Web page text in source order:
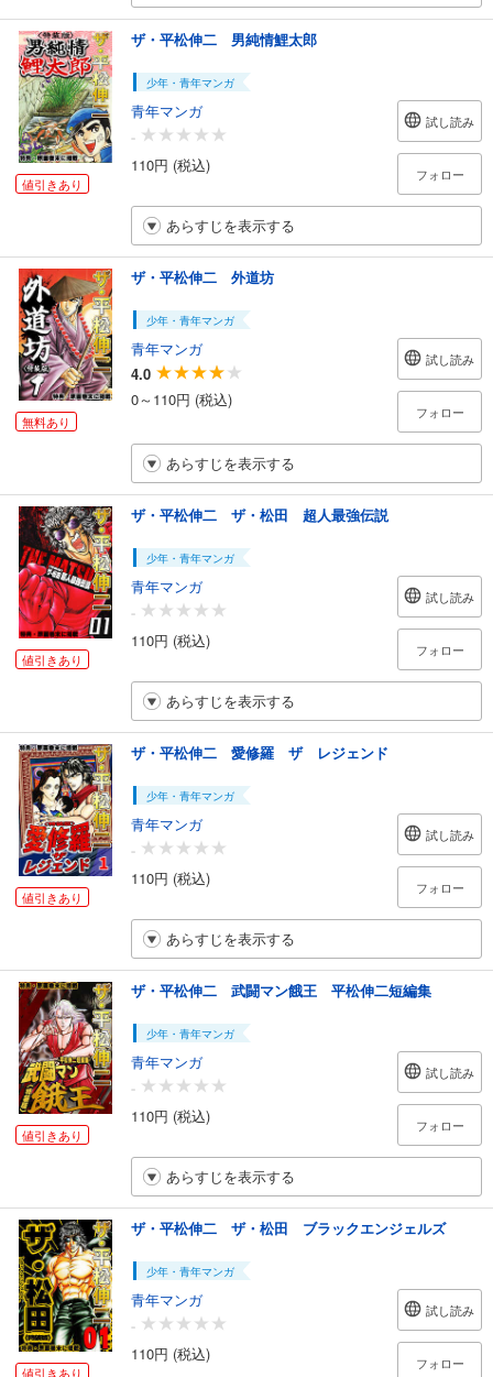
値引きあり
ザ・平松伸二 男純情鯉太郎
少年・青年マンガ
青年マンガ
-
110円 (税込)
試し読み
フォロー
あらすじを表示する
無料あり
ザ・平松伸二 外道坊
少年・青年マンガ
青年マンガ
4.0
0～110円 (税込)
試し読み
フォロー
あらすじを表示する
値引きあり
ザ・平松伸二 ザ・松田 超人最強伝説
少年・青年マンガ
青年マンガ
-
110円 (税込)
試し読み
フォロー
あらすじを表示する
値引きあり
ザ・平松伸二 愛修羅 ザ レジェンド
少年・青年マンガ
青年マンガ
-
110円 (税込)
試し読み
フォロー
あらすじを表示する
値引きあり
ザ・平松伸二 武闘マン餓王 平松伸二短編集
少年・青年マンガ
青年マンガ
-
110円 (税込)
試し読み
フォロー
あらすじを表示する
値引きあり
ザ・平松伸二 ザ・松田 ブラックエンジェルズ
少年・青年マンガ
青年マンガ
-
110円 (税込)
試し読み
フォロー